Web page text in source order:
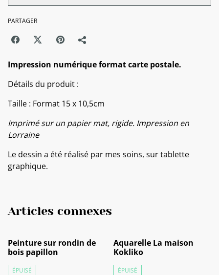
PARTAGER
Impression numérique format carte postale.
Détails du produit :
Taille : Format 15 x 10,5cm
Imprimé sur un papier mat, rigide. Impression en
Lorraine
Le dessin a été réalisé par mes soins, sur tablette
graphique.
Articles connexes
Peinture sur rondin de
bois papillon
ÉPUISÉ
Aquarelle La maison
Kokliko
ÉPUISÉ